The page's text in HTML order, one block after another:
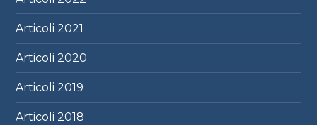
Articoli2021
Articoli2020
Articoli2019
Articoli2018